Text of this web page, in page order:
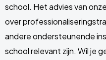
school. Het advies van
over
andere ondersteunende
school relevant zijn. Wil je